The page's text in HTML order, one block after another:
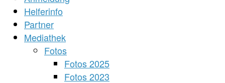
Helferinfo
Partner
Mediathek
Fotos
Fotos 2025
Fotos 2023